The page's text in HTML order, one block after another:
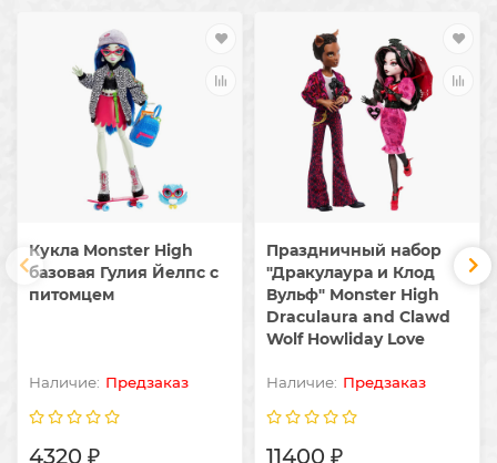
Кукла Monster High
базовая Гулия Йелпс с
питомцем
Предзаказ
4320 ₽
Праздничный набор
"Дракулаура и Клод
Вульф" Monster High
Draculaura and Clawd
Wolf Howliday Love
Предзаказ
11400 ₽